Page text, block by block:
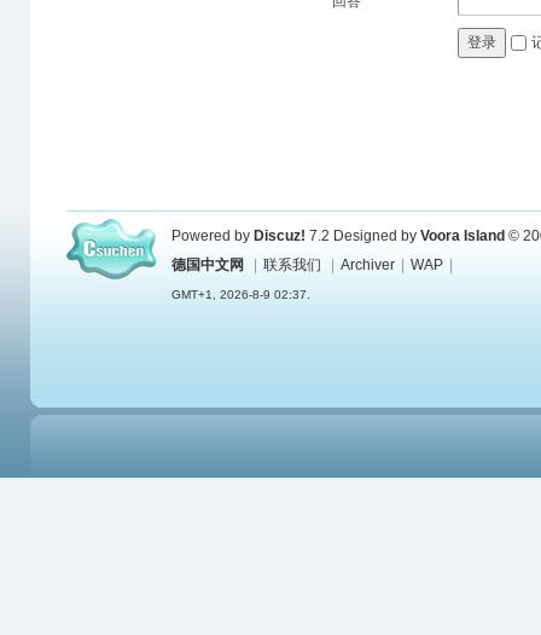
登录
Powered by Discuz! 7.2 Designed by Voora Island ©
德国中文网
联系我们 Archiver WAP
GMT+1, 2026-8-9 02:37.